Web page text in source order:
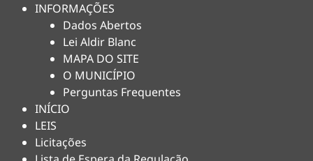
INFORMAÇÕES
Dados Abertos
Lei Aldir Blanc
MAPA DO SITE
O MUNICÍPIO
Perguntas Frequentes
INÍCIO
LEIS
Licitações